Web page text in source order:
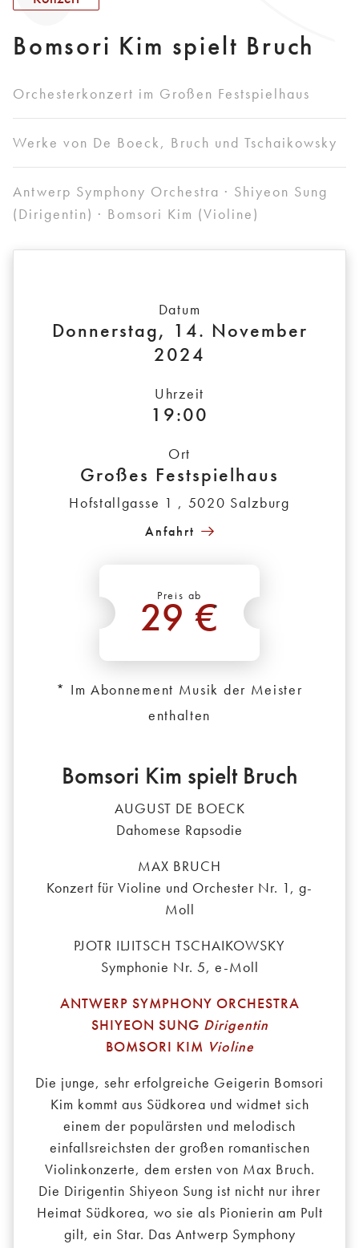
Bomsori Kim spielt Bruch
Orchesterkonzert im Großen Festspielhaus
Werke von De Boeck, Bruch und Tschaikowsky
Antwerp Symphony Orchestra · Shiyeon Sung
(Dirigentin) · Bomsori Kim (Violine)
Datum
Donnerstag, 14. November
2024
Uhrzeit
19:00
Ort
Großes Festspielhaus
Hofstallgasse 1 , 5020 Salzburg
Anfahrt
Preis ab
29 €
*
* Im Abonnement Musik der Meister
enthalten
Bomsori Kim spielt Bruch
AUGUST DE BOECK
Dahomese Rapsodie
MAX BRUCH
Konzert für Violine und Orchester Nr. 1, g-
Moll
PJOTR ILJITSCH TSCHAIKOWSKY
Symphonie Nr. 5, e-Moll
ANTWERP SYMPHONY ORCHESTRA
SHIYEON SUNG Dirigentin
BOMSORI KIM Violine
Die junge, sehr erfolgreiche Geigerin Bomsori
Kim kommt aus Südkorea und widmet sich
einem der populärsten und melodisch
einfallsreichsten der großen romantischen
Violinkonzerte, dem ersten von Max Bruch.
Die Dirigentin Shiyeon Sung ist nicht nur ihrer
Heimat Südkorea, wo sie als Pionierin am Pult
gilt, ein Star. Das Antwerp Symphony